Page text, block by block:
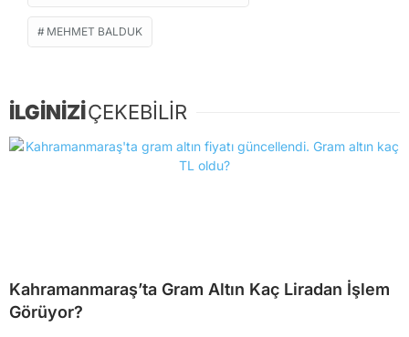
MEHMET BALDUK
İLGİNİZİÇEKEBİLİR
Kahramanmaraş’ta Gram Altın Kaç Liradan İşlem
Görüyor?